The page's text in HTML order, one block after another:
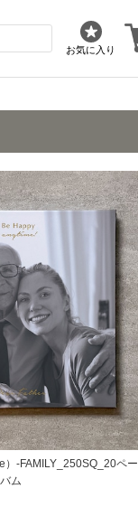
お気に入り
-FAMILY_250SQ_20ペー
ム